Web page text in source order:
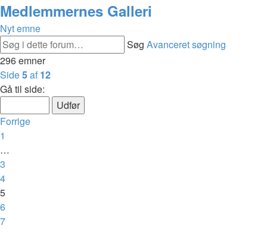
Medlemmernes Galleri
Nyt emne
Søg Avanceret søgning
296 emner
Side5af 12
Gå til side:
Forrige
1
…
3
4
5
6
7